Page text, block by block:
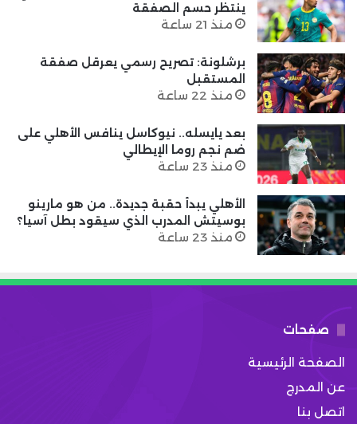
ينتظر حسم الصفقة
منذ 21 ساعة
برشلونة: تصريح رسمي يعرقل صفقة
المستقبل
منذ 22 ساعة
بعد يايسله.. نيوكاسل ينافس الأهلي على
ضم نجم روما الإيطالي
منذ 23 ساعة
الأهلي يبدأ حقبة جديدة.. من هو مارينو
بوسيتش المدرب الذي سيقود بطل آسيا؟
منذ 23 ساعة
صفحات
الصفحة الرئيسية
عن المدرج
اتصل بنا